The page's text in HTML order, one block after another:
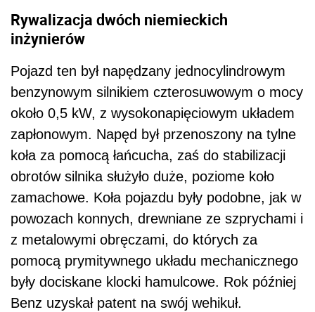
Rywalizacja dwóch niemieckich
inżynierów
Pojazd ten był napędzany jednocylindrowym
benzynowym silnikiem czterosuwowym o mocy
około 0,5 kW, z wysokonapięciowym układem
zapłonowym. Napęd był przenoszony na tylne
koła za pomocą łańcucha, zaś do stabilizacji
obrotów silnika służyło duże, poziome koło
zamachowe. Koła pojazdu były podobne, jak w
powozach konnych, drewniane ze szprychami i
z metalowymi obręczami, do których za
pomocą prymitywnego układu mechanicznego
były dociskane klocki hamulcowe. Rok później
Benz uzyskał patent na swój wehikuł.